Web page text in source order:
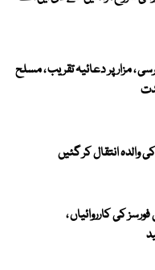
شہید کی 68 ویں برسی ، مزار پر دعائیہ تقریب ، مسلح
والدہ انتقال کر گئیں
کی کارروائیاں ،